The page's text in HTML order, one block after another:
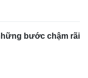
bước chậm rãi